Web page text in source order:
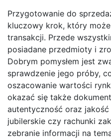
Przygotowanie do
kluczowy krok, który
transakcji. Przede
posiadane przedmioty i
Dobrym pomysłem jest
sprawdzenie jego próby,
oszacowanie wartości
okazać się także
autentyczność oraz
jubilerskie czy rachunki
zebranie informacji na